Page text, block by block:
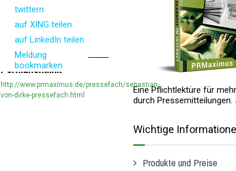
twittern
auf XING teilen
auf LinkedIn teilen
Meldung
bookmarken
Permanentlink
http://www.prmaximus.de/pressefach/sebastian-
von-dirke-pressefach.html
Eine Pflichtlektüre für
durch Pressemitteilungen.
Wichtige
Produkte und Preise